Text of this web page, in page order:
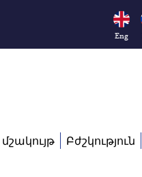
Eng
Բժշկություն